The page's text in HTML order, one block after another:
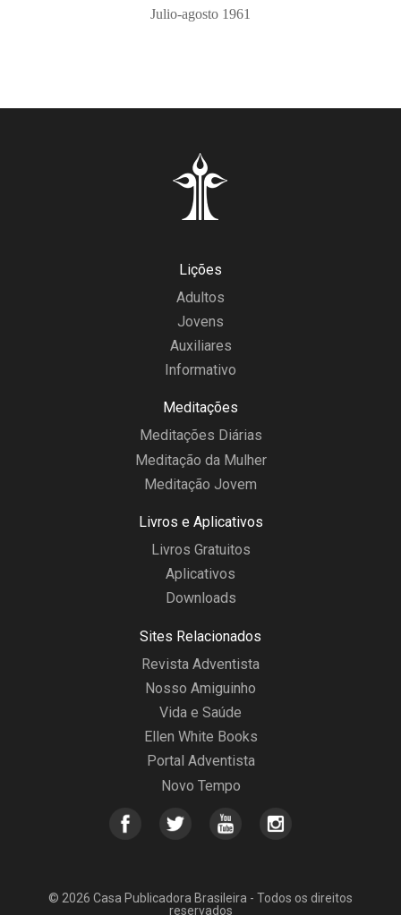
Julio-agosto 1961
Lições
Adultos
Jovens
Auxiliares
Informativo
Meditações
Meditações Diárias
Meditação da Mulher
Meditação Jovem
Livros e Aplicativos
Livros Gratuitos
Aplicativos
Downloads
Sites Relacionados
Revista Adventista
Nosso Amiguinho
Vida e Saúde
Ellen White Books
Portal Adventista
Novo Tempo
© 2026 Casa Publicadora Brasileira - Todos os direitos
reservados